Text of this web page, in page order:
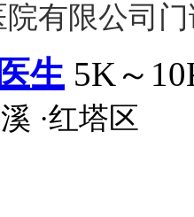
有限公司
生 5K～
·红塔区